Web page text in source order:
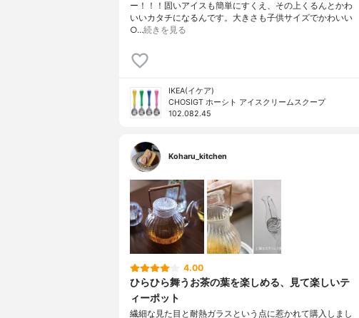
ー！！！固いアイスも簡単にすくえ、その上くるんとかわ
いいカタチになるんです。大きさも子供サイズでかわいい
○…続きを見る
IKEA(イケア)
CHOSIGT ホーシト アイスクリームスクープ
102.082.45
Koharu_kitchen
4.00
ひらひら舞うお茶の葉を楽しめる、見て楽しいテ
ィーポット
繊細な見た目と耐熱ガラスという点に惹かれて購入しまし